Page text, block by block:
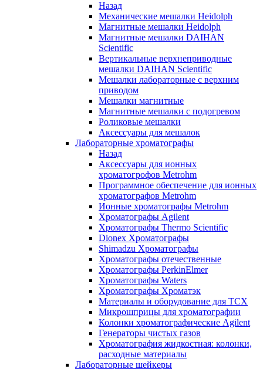
Назад
Механические мешалки Heidolph
Магнитные мешалки Heidolph
Магнитные мешалки DAIHAN
Scientific
Вертикальные верхнеприводные
мешалки DAIHAN Scientific
Мешалки лабораторные с верхним
приводом
Мешалки магнитные
Магнитные мешалки с подогревом
Роликовые мешалки
Аксессуары для мешалок
Лабораторные хроматографы
Назад
Аксессуары для ионных
хроматогрофов Metrohm
Программное обеспечение для ионных
хроматографов Metrohm
Ионные хроматографы Metrohm
Хроматографы Agilent
Хроматографы Thermo Scientific
Dionex Хроматографы
Shimadzu Хроматографы
Хроматографы отечественные
Хроматографы PerkinElmer
Хроматографы Waters
Хроматографы Хроматэк
Материалы и оборудование для ТСХ
Микрошприцы для хроматографии
Колонки хроматографические Agilent
Генераторы чистых газов
Хроматография жидкостная: колонки,
расходные материалы
Лабораторные шейкеры